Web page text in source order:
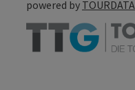
powered by TOURDATA